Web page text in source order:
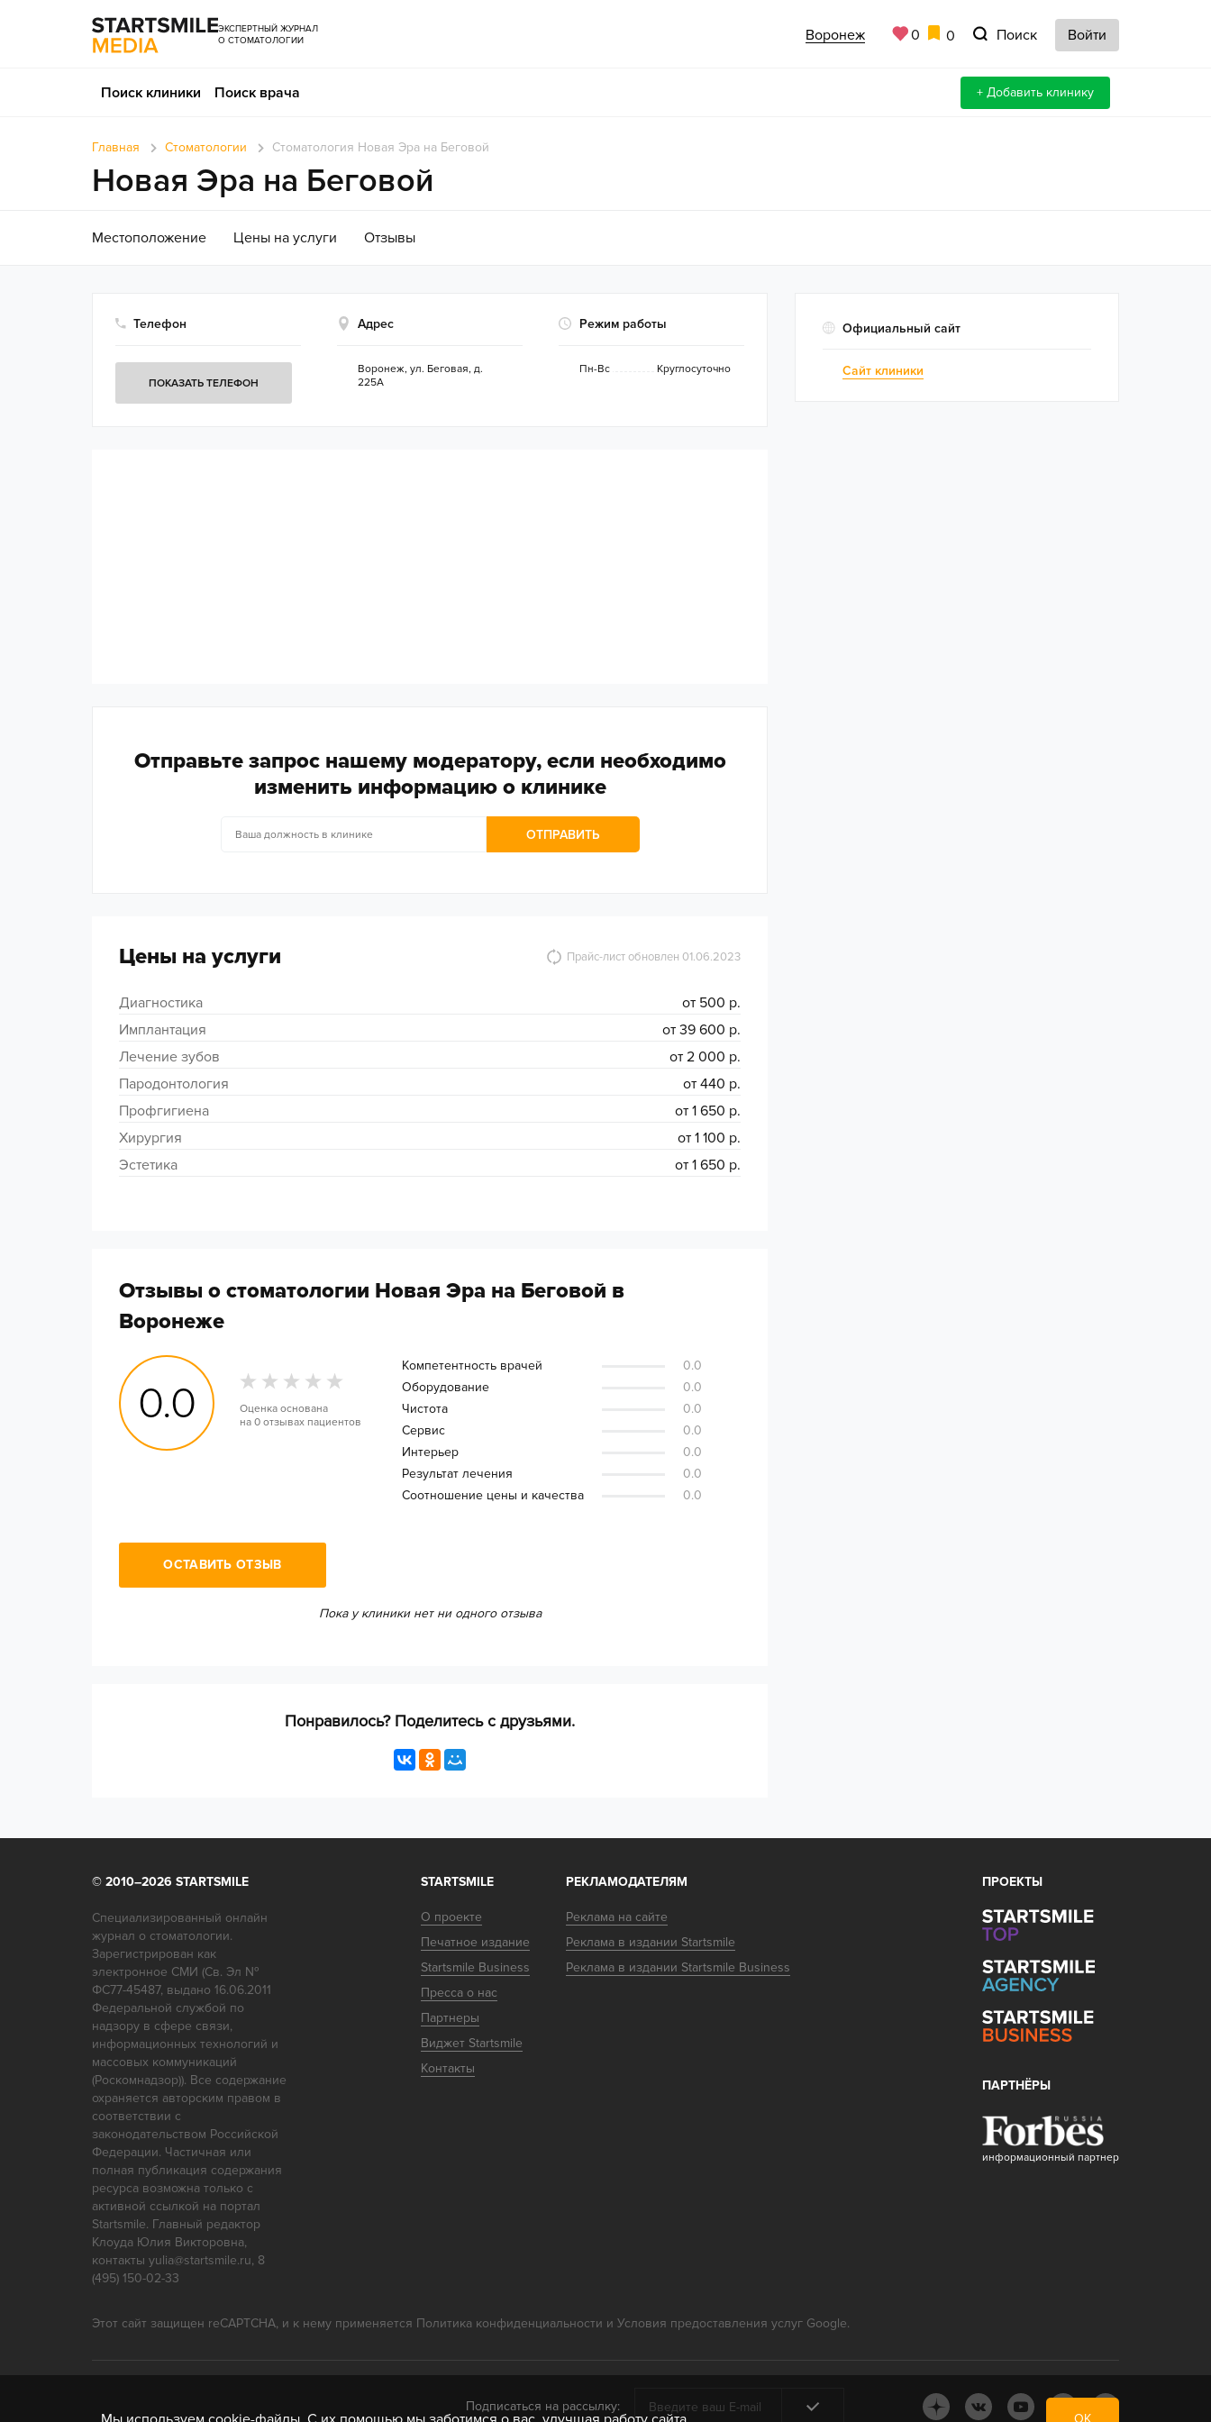
ЭКСПЕРТНЫЙ ЖУРНАЛ
О СТОМАТОЛОГИИ
Воронеж 0 0 Поиск Войти
Поиск клиники Поиск врача + Добавить клинику
Главная Стоматологии Стоматология Новая Эра на Беговой
Новая Эра на Беговой
Местоположение Цены на услуги Отзывы
Телефон
ПОКАЗАТЬ ТЕЛЕФОН
Адрес
Воронеж, ул. Беговая, д.
225А
Режим работы
Пн-Вс Круглосуточно
Отправьте запрос нашему модератору, если необходимо
изменить информацию о клинике
ОТПРАВИТЬ
Цены на услуги Прайс-лист обновлен 01.06.2023
Диагностика
от 500 р.
Имплантация
от 39 600 р.
Лечение зубов
от 2 000 р.
Пародонтология
от 440 р.
Профгигиена
от 1 650 р.
Хирургия
от 1 100 р.
Эстетика
от 1 650 р.
Отзывы о стоматологии Новая Эра на Беговой в
Воронеже
0.0
Оценка основана
на 0 отзывах пациентов
Компетентность врачей
0.0
Оборудование
0.0
Чистота
0.0
Сервис
0.0
Интерьер
0.0
Результат лечения
0.0
Соотношение цены и качества
0.0
ОСТАВИТЬ ОТЗЫВ
Компетентность врачей
Вы бы рекомендовали эту клинику?
Да Нет
Пожалуйста, напишите ваш отзыв о враче:
Ваше имя:
Ваша эл. почта:
Пока у клиники нет ни одного отзыва
Понравилось? Поделитесь с друзьями.
Официальный сайт
Сайт клиники
© 2010–2026 STARTSMILE
Специализированный онлайн
журнал о стоматологии.
Зарегистрирован как
электронное СМИ (Св. Эл №
ФС77-45487, выдано 16.06.2011
Федеральной службой по
надзору в сфере связи,
информационных технологий и
массовых коммуникаций
(Роскомнадзор)). Все содержание
охраняется авторским правом в
соответствии с
законодательством Российской
Федерации. Частичная или
полная публикация содержания
ресурса возможна только с
активной ссылкой на портал
Startsmile. Главный редактор
Клоуда Юлия Викторовна,
контакты yulia@startsmile.ru, 8
(495) 150-02-33
STARTSMILE
О проекте
Печатное издание
Startsmile Business
Пресса о нас
Партнеры
Виджет Startsmile
Контакты
РЕКЛАМОДАТЕЛЯМ
Реклама на сайте
Реклама в издании Startsmile
Реклама в издании Startsmile Business
ПРОЕКТЫ
ПАРТНЁРЫ
информационный партнер
Этот сайт защищен reCAPTCHA, и к нему применяется Политика конфиденциальности и Условия предоставления услуг Google.
Подписаться на рассылку:
ОК